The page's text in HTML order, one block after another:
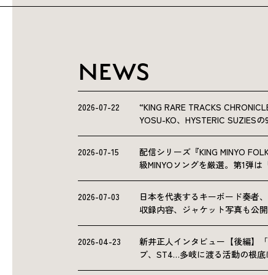
NEWS
2026-07-22
“KING RARE TRACKS
YOSU-KO、HYSTERIC SUZIES
2026-07-15
配信シリーズ『KING MINYO
級MINYOソングを厳選。第1弾は
2026-07-03
日本を代表するキーボード奏者
収録内容、ジャケット写真も公
2026-04-23
新井正人インタビュー【後編】
ブ、ST4…多岐に渡る活動の根底